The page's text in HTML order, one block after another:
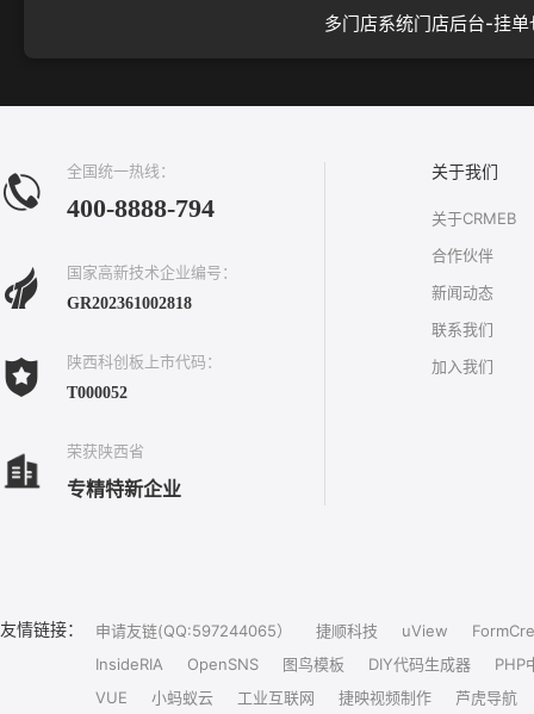
多门店系统门店后台-挂
全国统一热线：
400-8888-794
国家高新技术企业编号：
GR202361002818
陕西科创板上市代码：
T000052
荣获陕西省
专精特新企业
关于我们
关于CRMEB
合作伙伴
新闻动态
联系我们
加入我们
友情链接： 申请友链(QQ:597244065） 捷顺科技 uView
InsideRIA
OpenSNS 图鸟模板 DIY代码生成器
PHP
VUE
小蚂蚁云 工业互联网 捷映视频制作 芦虎导航